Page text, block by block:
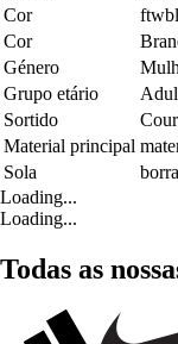
Cor
Cor
Género
Grupo etário
Sortido
Material principal
Sola
Loading...
Loading...
Todas as